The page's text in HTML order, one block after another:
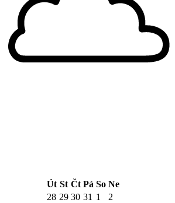
Út St Čt Pá So Ne
28 29 30 31 1
2